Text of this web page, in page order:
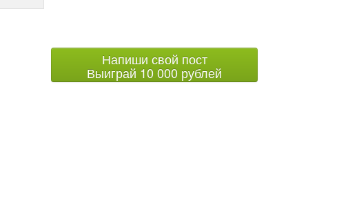
Напиши свой пост
Выиграй 10 000 рублей